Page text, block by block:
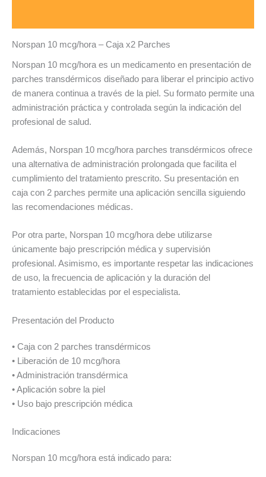
Norspan 10 mcg/hora – Caja x2 Parches
Norspan 10 mcg/hora es un medicamento en presentación de
parches transdérmicos diseñado para liberar el principio activo
de manera continua a través de la piel. Su formato permite una
administración práctica y controlada según la indicación del
profesional de salud.
Además, Norspan 10 mcg/hora parches transdérmicos ofrece
una alternativa de administración prolongada que facilita el
cumplimiento del tratamiento prescrito. Su presentación en
caja con 2 parches permite una aplicación sencilla siguiendo
las recomendaciones médicas.
Por otra parte, Norspan 10 mcg/hora debe utilizarse
únicamente bajo prescripción médica y supervisión
profesional. Asimismo, es importante respetar las indicaciones
de uso, la frecuencia de aplicación y la duración del
tratamiento establecidas por el especialista.
Presentación del Producto
• Caja con 2 parches transdérmicos
• Liberación de 10 mcg/hora
• Administración transdérmica
• Aplicación sobre la piel
• Uso bajo prescripción médica
Indicaciones
Norspan 10 mcg/hora está indicado para: